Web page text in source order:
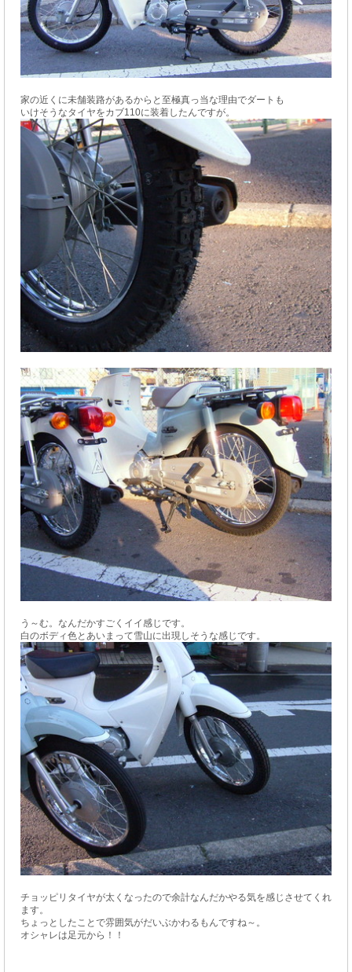
家の近くに未舗装路があるからと至極真っ当な理由でダートも
いけそうなタイヤをカブ110に装着したんですが。
う～む。なんだかすごくイイ感じです。
白のボディ色とあいまって雪山に出現しそうな感じです。
チョッピリタイヤが太くなったので余計なんだかやる気を感じさせてくれ
ます。
ちょっとしたことで雰囲気がだいぶかわるもんですね～。
オシャレは足元から！！